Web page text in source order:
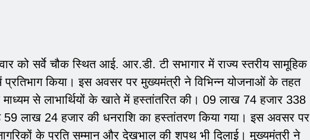
को सर्वे चौक स्थित आई. आर.डी. टी सभागार में राज्य स्तरीय सामूहिक
किया। इस अवसर पर मुख्यमंत्री ने विभिन्न योजनाओं के तहत
से लाभार्थियों के खाते में हस्तांतरित की। 09 लाख 74 हजार 338
लाख 24 हजार की धनराशि का हस्तांतरण किया गया। इस अवसर पर
के प्रति सम्मान और देखभाल की शपथ भी दिलाई। मुख्यमंत्री ने